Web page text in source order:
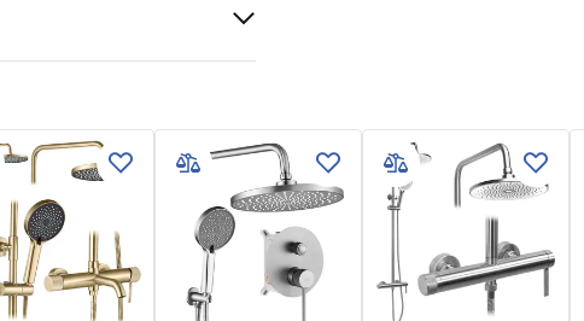
podu
montażu kabiny